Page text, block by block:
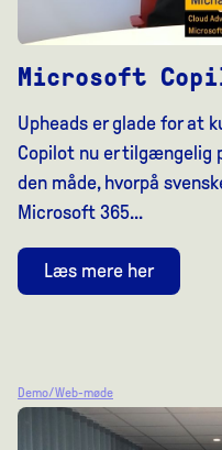
Microsoft
Upheads er glade for at
Copilot nu er tilgængelig
den måde, hvorpå
Microsoft 365...
Læs mere her
Demo/Web-møde